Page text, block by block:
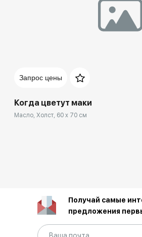
Запрос цены
Когда цветут маки
Масло, Холст, 60 x 70 см
Получай самые
предложения